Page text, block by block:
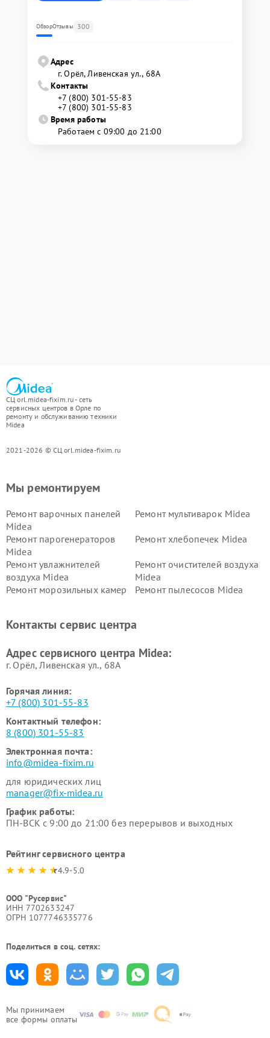
ОбзорОтзывы 300
Адрес
г. Орёл, Ливенская ул., 68А
Контакты
+7 (800) 301-55-83
+7 (800) 301-55-83
Время работы
Работаем с 09:00 до 21:00
СЦ orl.midea-fixim.ru - сеть
сервисных центров в Орле по
ремонту и обслуживанию техники
Midea
2021-2026 © СЦ orl.midea-fixim.ru
Мы принимаем
все формы оплаты
Мы ремонтируем
Ремонт варочных панелей
Midea
Ремонт мультиварок Midea
Ремонт парогенераторов
Midea
Ремонт хлебопечек Midea
Ремонт увлажнителей
воздуха Midea
Ремонт очистителей воздуха
Midea
Ремонт морозильных камер
Ремонт пылесосов Midea
пылесосов Midea
Midea
Контакты сервис центра
Адрес сервисного центра Midea:
г. Орёл, Ливенская ул., 68А
Горячая линия:
+7 (800) 301-55-83
Контактный телефон:
8 (800) 301-55-83
Электронная почта:
info@midea-fixim.ru
для юридических лиц
manager@fix-midea.ru
График работы:
ПН-ВСК с 9:00 до 21:00 без перерывов и выходных
Рейтинг сервисного центра
4.9-5.0
ООО "Русервис"
ИНН 7702633247
ОГРН 1077746335776
Поделиться в соц. сетях: